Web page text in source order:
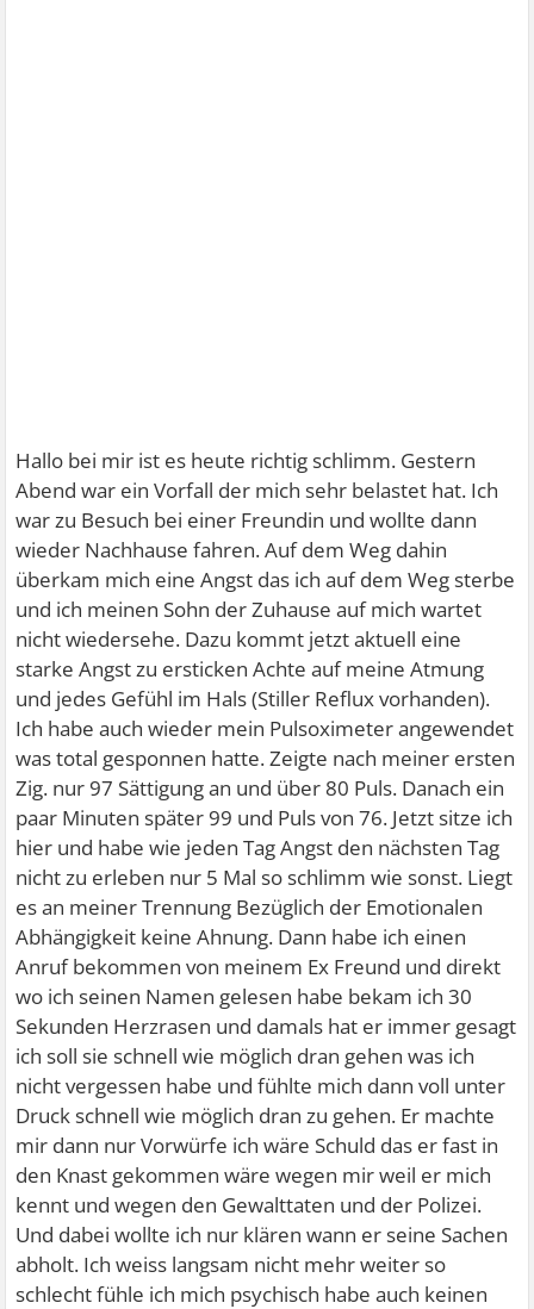
Hallo bei mir ist es heute richtig schlimm. Gestern
Abend war ein Vorfall der mich sehr belastet hat. Ich
war zu Besuch bei einer Freundin und wollte dann
wieder Nachhause fahren. Auf dem Weg dahin
überkam mich eine Angst das ich auf dem Weg sterbe
und ich meinen Sohn der Zuhause auf mich wartet
nicht wiedersehe. Dazu kommt jetzt aktuell eine
starke Angst zu ersticken Achte auf meine Atmung
und jedes Gefühl im Hals (Stiller Reflux vorhanden).
Ich habe auch wieder mein Pulsoximeter angewendet
was total gesponnen hatte. Zeigte nach meiner ersten
Zig. nur 97 Sättigung an und über 80 Puls. Danach ein
paar Minuten später 99 und Puls von 76. Jetzt sitze ich
hier und habe wie jeden Tag Angst den nächsten Tag
nicht zu erleben nur 5 Mal so schlimm wie sonst. Liegt
es an meiner Trennung Bezüglich der Emotionalen
Abhängigkeit keine Ahnung. Dann habe ich einen
Anruf bekommen von meinem Ex Freund und direkt
wo ich seinen Namen gelesen habe bekam ich 30
Sekunden Herzrasen und damals hat er immer gesagt
ich soll sie schnell wie möglich dran gehen was ich
nicht vergessen habe und fühlte mich dann voll unter
Druck schnell wie möglich dran zu gehen. Er machte
mir dann nur Vorwürfe ich wäre Schuld das er fast in
den Knast gekommen wäre wegen mir weil er mich
kennt und wegen den Gewalttaten und der Polizei.
Und dabei wollte ich nur klären wann er seine Sachen
abholt. Ich weiss langsam nicht mehr weiter so
schlecht fühle ich mich psychisch habe auch keinen